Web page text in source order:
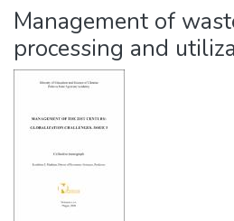
Statistics
Management of
processing and